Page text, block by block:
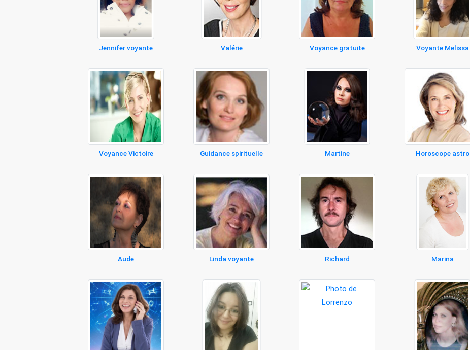
Jennifer voyante Valérie Voyance gratuite Voyante Melissa
Voyance Victoire Guidance spirituelle Martine Horoscope astro
Aude Linda voyante Richard Marina